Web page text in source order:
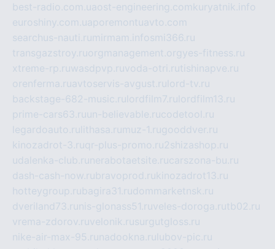
best-radio.com.uaost-engineering.com kuryatnik.info
euroshiny.com.ua poremontuavto.com
searchus-nauti.ru mirmam.infosmi366.ru
transgazstroy.ruorgmanagement.orgyes-fitness.ru
xtreme-rp.ruwasdpvp.ruvoda-otri.rutishinapve.ru
orenferma.ruavtoservis-avgust.ru lord-tv.ru
backstage-682-music.ru lordfilm7.ru lordfilm13.ru
prime-cars63.ruun-believable.rucodetool.ru
legardoauto.ru lithasa.ru muz-1.rugooddver.ru
kinozadrot-3.ruqr-plus-promo.ru2shizashop.ru
udalenka-club.ru nerabotaetsite.rucarszona-bu.ru
dash-cash-now.rubravoprod.rukinozadrot13.ru
hotteygroup.rubagira31.rudommarketnsk.ru
dveriland73.ru nis-glonass51.ruveles-doroga.rutb02.ru
vrema-zdorov.ruvelonik.rusurgutgloss.ru
nike-air-max-95.ru nadookna.ru lubov-pic.ru